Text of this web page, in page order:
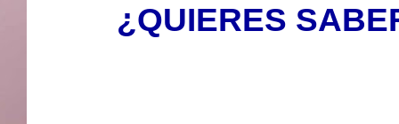
¿QUIERES